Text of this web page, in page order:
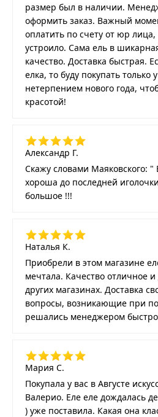
размер был в наличии.
оформить заказ. Важный
оплатить по счету от юр
устроило. Сама ель в
качество. Доставка быстрая.
елка, то буду покупать только
нетерпением нового года,
красотой!
Александр Г.
Скажу словами Маяковского: "
хороша до последней
большое !!!
Наталья К.
Приобрели в этом магазине
мечтала. Качество отличное
других магазинах. Доставка
вопросы, возникающие при
решались менеджером
Мария С.
Покупала у вас в Августе
Валерио. Еле еле дождалась
) уже поставила. Какая она